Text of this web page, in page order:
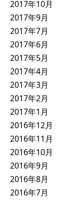
2017年10月
2017年9月
2017年7月
2017年6月
2017年5月
2017年4月
2017年3月
2017年2月
2017年1月
2016年12月
2016年11月
2016年10月
2016年9月
2016年8月
2016年7月